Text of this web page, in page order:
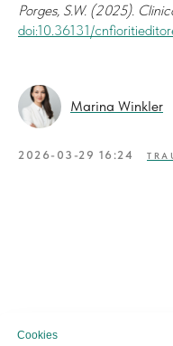
Porges, S.W. (2025).
doi:10.36131/
Marina Winkler
2026-03-29 16:24
Cookies